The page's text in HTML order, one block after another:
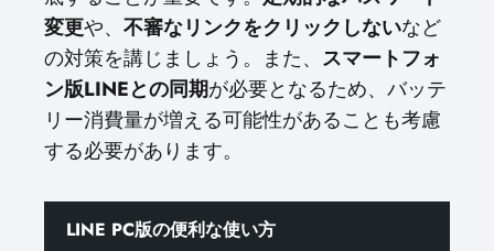
変更や、 不審なリンクをクリックしないなど
の対策を講じましょう。また、 スマートフォ
ン版LINEとの同期が必要となるため、バッテ
リー消費量が増える可能性があることも考慮
する必要があります。
LINE PC版の便利な使い方